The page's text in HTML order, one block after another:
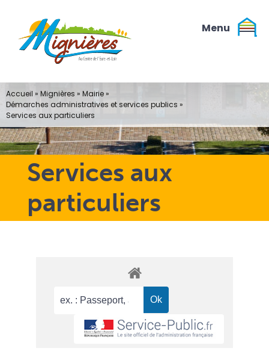
contenu
Services aux
particuliers
Accueil » Mignières » Mairie»
Démarches administratives et services publics »
Services aux particuliers